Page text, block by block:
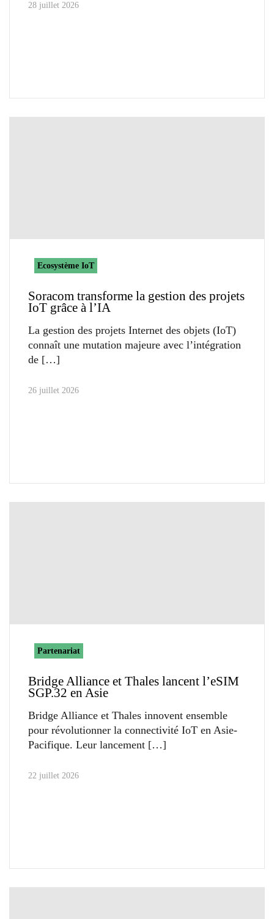
28 juillet 2026
Ecosystème IoT
Soracom transforme la gestion des projets
IoT grâce à l’IA
La gestion des projets Internet des objets (IoT)
connaît une mutation majeure avec l’intégration
de
26 juillet 2026
Partenariat
Bridge Alliance et Thales lancent l’eSIM
SGP.32 en Asie
Bridge Alliance et Thales innovent ensemble
pour révolutionner la connectivité IoT en Asie-
Pacifique. Leur lancement
22 juillet 2026